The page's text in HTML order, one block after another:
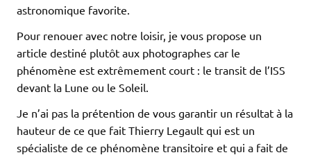
astronomique favorite.
Pour renouer avec notre loisir, je vous propose un
article destiné plutôt aux photographes car le
phénomène est extrêmement court : le transit de l’ISS
devant la Lune ou le Soleil.
Je n’ai pas la prétention de vous garantir un résultat à la
hauteur de ce que fait Thierry Legault qui est un
spécialiste de ce phénomène transitoire et qui a fait de